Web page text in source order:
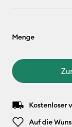
Menge
Kostenloser
Auf die